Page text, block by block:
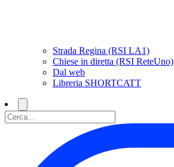
Strada Regina (RSI LA1)
Chiese in diretta (RSI ReteUno)
Dal web
Libreria SHORTCATT